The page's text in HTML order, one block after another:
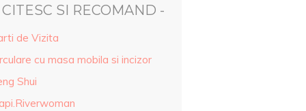
CITESC SI RECOMAND -
de Vizita
cu masa mobila si incizor
Shui